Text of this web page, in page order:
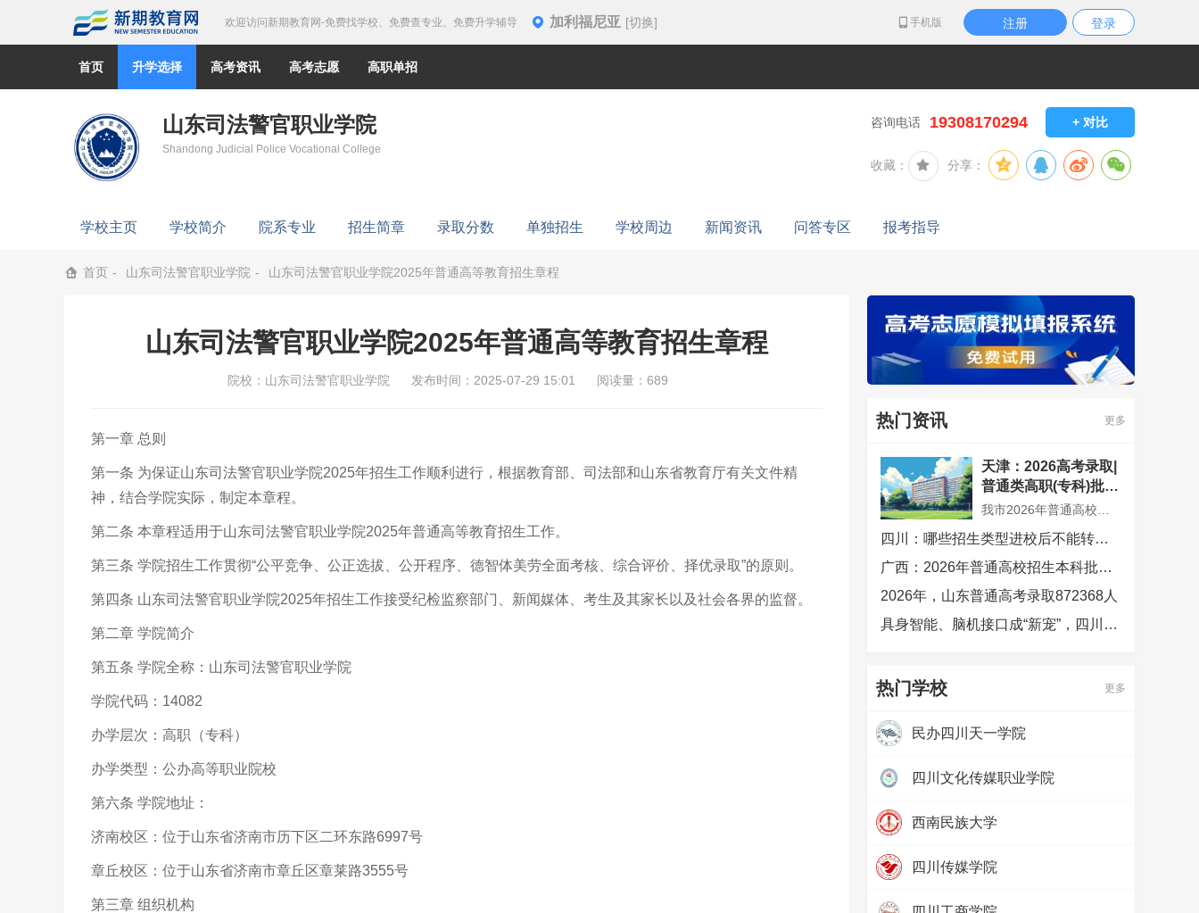
欢迎访问新期教育网-免费找学校、免费查专业、免费升学辅导 加利福尼亚 [切换] 手机版 注册 登录
首页 升学选择 高考资讯 高考志愿 高职单招
山东司法警官职业学院
Shandong Judicial Police Vocational College
+ 对比
咨询电话 19308170294
收藏： 分享：
学校主页 学校简介 院系专业 招生简章 录取分数 单独招生 学校周边 新闻资讯 问答专区 报考指导
首页 山东司法警官职业学院 山东司法警官职业学院2025年普通高等教育招生章程
山东司法警官职业学院2025年普通高等教育招生章程
院校： 山东司法警官职业学院 发布时间：2025-07-29 15:01 阅读量：689
第一章 总则
第一条 为保证山东司法警官职业学院2025年招生工作顺利进行，根据教育部、司法部和山东省教育厅有关文件精
神，结合学院实际，制定本章程。
第二条 本章程适用于山东司法警官职业学院2025年普通高等教育招生工作。
第三条 学院招生工作贯彻“公平竞争、公正选拔、公开程序、德智体美劳全面考核、综合评价、择优录取”的原则。
第四条 山东司法警官职业学院2025年招生工作接受纪检监察部门、新闻媒体、考生及其家长以及社会各界的监督。
第二章 学院简介
第五条 学院全称：山东司法警官职业学院
学院代码：14082
办学层次：高职（专科）
办学类型：公办高等职业院校
第六条 学院地址：
济南校区：位于山东省济南市历下区二环东路6997号
章丘校区：位于山东省济南市章丘区章莱路3555号
第三章 组织机构
热门资讯 更多
天津：2026高考录取|
普通类高职(专科)批次
征询志愿录取结果可
招生录取工作顺利结
束
四川：哪些招生类型进校后不能转专业
广西：2026年普通高校招生本科批次录取圆满结束
2026年，山东普通高考录取872368人
具身智能、脑机接口成“新宠”，四川高考生今年最爱哪些专业？
热门学校 更多
民办四川天一学院
四川文化传媒职业学院
西南民族大学
四川传媒学院